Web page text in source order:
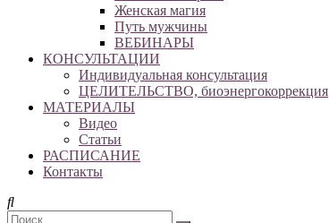
Женская магия
Путь мужчины
ВЕБИНАРЫ
КОНСУЛЬТАЦИИ
Индивидуальная консультация
ЦЕЛИТЕЛЬСТВО, биоэнергокоррекция
МАТЕРИАЛЫ
Видео
Статьи
РАСПИСАНИЕ
Контакты